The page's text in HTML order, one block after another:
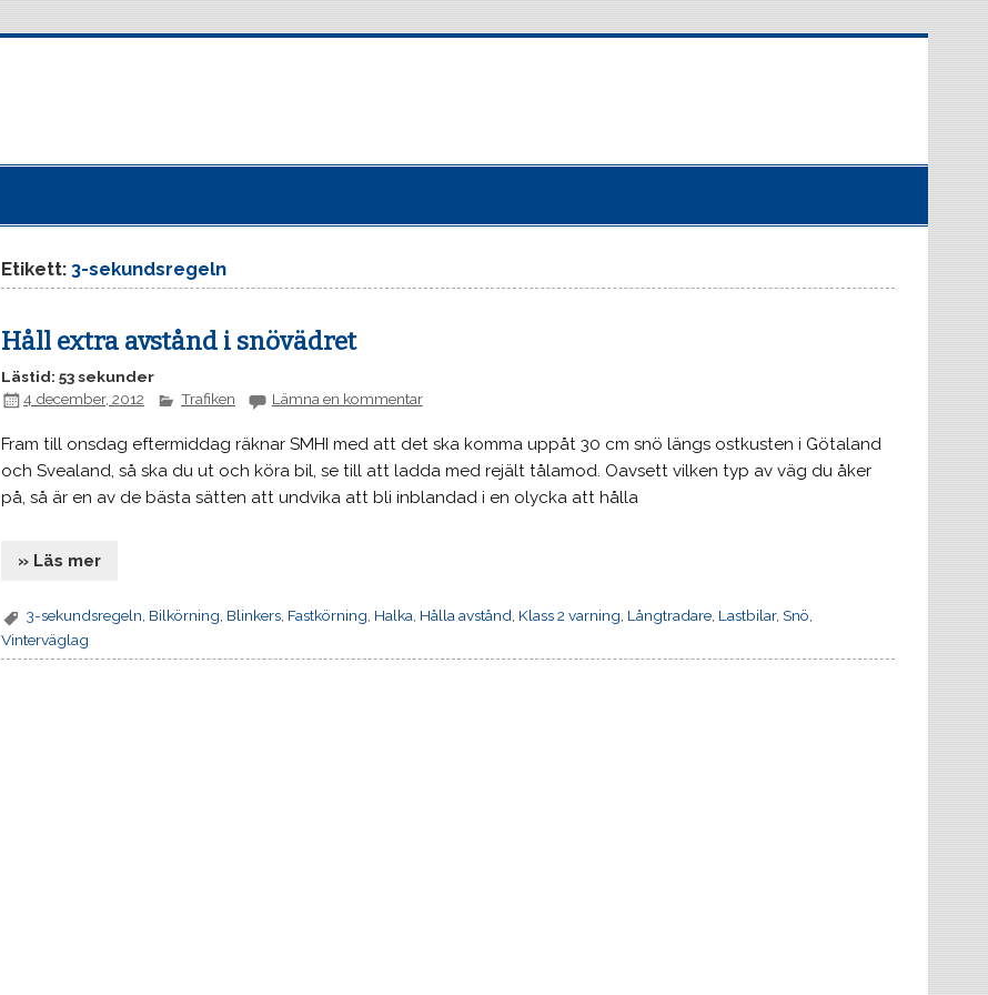
Etikett: 3-sekundsregeln
Håll extra avstånd i snövädret
Lästid: 53 sekunder
4 december, 2012
Trafiken Lämna en kommentar
Fram till onsdag eftermiddag räknar SMHI med att det ska komma uppåt 30 cm snö längs ostkusten i Götaland
och Svealand, så ska du ut och köra bil, se till att ladda med rejält tålamod. Oavsett vilken typ av väg du åker
på, så är en av de bästa sätten att undvika att bli inblandad i en olycka att hålla
» Läs mer
3-sekundsregeln, Bilkörning, Blinkers, Fastkörning, Halka, Hålla avstånd, Klass 2 varning, Långtradare, Lastbilar,Snö,
Vinterväglag